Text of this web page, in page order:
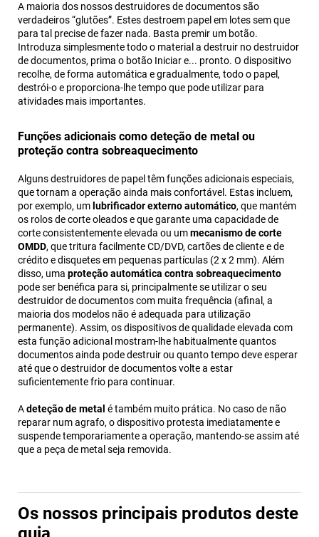
A maioria dos nossos destruidores de documentos são
verdadeiros “glutões”. Estes destroem papel em lotes sem que
para tal precise de fazer nada. Basta premir um botão.
Introduza simplesmente todo o material a destruir no destruidor
de documentos, prima o botão Iniciar e... pronto. O dispositivo
recolhe, de forma automática e gradualmente, todo o papel,
destrói-o e proporciona-lhe tempo que pode utilizar para
atividades mais importantes.
Funções adicionais como deteção de metal ou
proteção contra sobreaquecimento
Alguns destruidores de papel têm funções adicionais especiais,
que tornam a operação ainda mais confortável. Estas incluem,
por exemplo, um lubrificador externo automático, que mantém
os rolos de corte oleados e que garante uma capacidade de
corte consistentemente elevada ou ummecanismo de corte
OMDD, que tritura facilmente CD/DVD, cartões de cliente e de
crédito e disquetes em pequenas partículas (2 x 2 mm). Além
disso, uma proteção automática contra sobreaquecimento
pode ser benéfica para si, principalmente se utilizar o seu
destruidor de documentos com muita frequência (afinal, a
maioria dos modelos não é adequada para utilização
permanente). Assim, os dispositivos de qualidade elevada com
esta função adicional mostram-lhe habitualmente quantos
documentos ainda pode destruir ou quanto tempo deve esperar
até que o destruidor de documentos volte a estar
suficientemente frio para continuar.
Adeteção de metal é também muito prática. No caso de não
reparar num agrafo, o dispositivo protesta imediatamente e
suspende temporariamente a operação, mantendo-se assim até
que a peça de metal seja removida.
Os nossos principais produtos deste